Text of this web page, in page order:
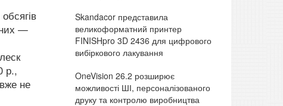
них —
р.,
не
Skandacor представила
великоформатний принтер
FINISHpro 3D 2436 для цифрового
вибіркового лакування
OneVision 26.2 розширює
можливості ШІ, персоналізованого
друку та контролю виробництва